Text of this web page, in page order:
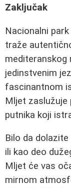
Zaključak
Nacionalni
traže
mediteranskog
jedinstvenim
fascinantnom
Mljet zaslužuje
putnika koji
Bilo da
ili kao deo
Mljet će vas
mirnom